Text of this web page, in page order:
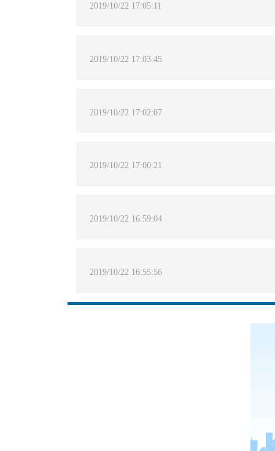
2019/10/22 17:05:11
2019/10/22 17:03:45
2019/10/22 17:02:07
2019/10/22 17:00:21
2019/10/22 16:59:04
2019/10/22 16:55:56